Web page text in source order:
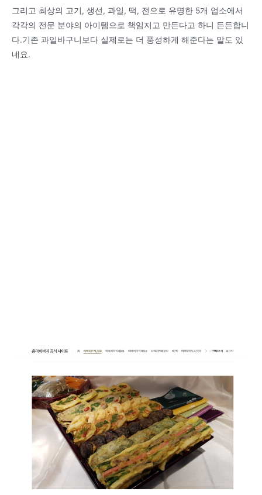
그리고 최상의 고기, 생선, 과일, 떡, 전으로 유명한 5개 업소에서
각각의 전문 분야의 아이템으로 책임지고 만든다고 하니 든든합니
다.기존 과일바구니보다 실제로는 더 풍성하게 해준다는 말도 있
네요.